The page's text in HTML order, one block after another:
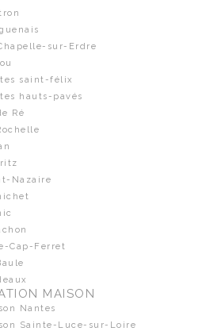
sur-Erdre
saint-félix
hauts-pavés
Ré
Nazaire
Cap-Ferret
MAISON
Nantes
Sainte-Luce-sur-Loire